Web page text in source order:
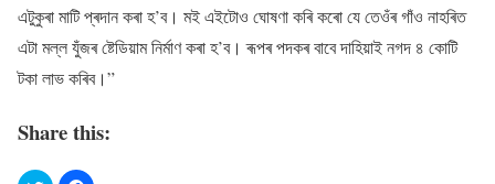
এটুকুৰা মাটি প্ৰদান কৰা হ’ব। মই এইটোও ঘোষণা কৰি কৰো যে তেওঁৰ গাঁও নাহৰিত
এটা মল্ল যুঁজৰ ষ্টেডিয়াম নিৰ্মাণ কৰা হ’ব। ৰূপৰ পদকৰ বাবে দাহিয়াই নগদ ৪ কোটি
টকা লাভ কৰিব।”
Share this: